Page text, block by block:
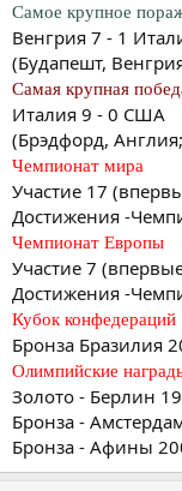
Самое крупное
Венгрия 7 - 1
(Будапешт,
Самая крупная
Италия 9 - 0 США
(Брэдфорд,
Чемпионат мира
Участие 17
Достижения -
Чемпионат Европы
Участие 7
Достижения -
Кубок конфедераций
Бронза Бразилия
Олимпийские
Золото - Берлин
Бронза -
Бронза - Афины